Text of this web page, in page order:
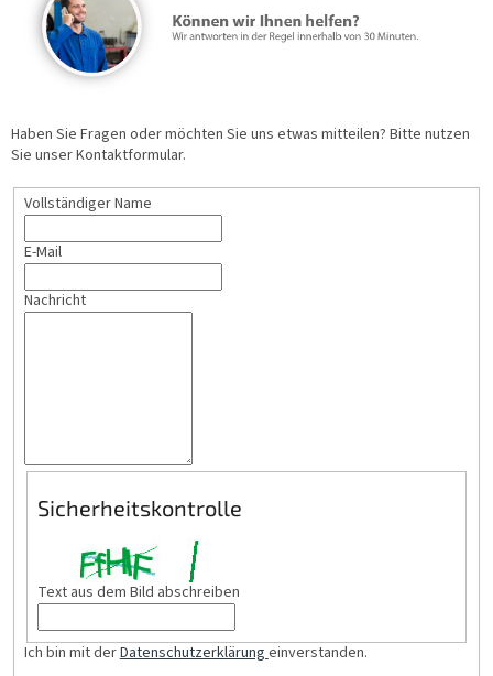
Haben Sie Fragen oder möchten Sie uns etwas mitteilen? Bitte nutzen
Sie unser Kontaktformular.
Vollständiger Name
E-Mail
Nachricht
Sicherheitskontrolle
Text aus dem Bild abschreiben
Ich bin mit derDatenschutzerklärungeinverstanden.